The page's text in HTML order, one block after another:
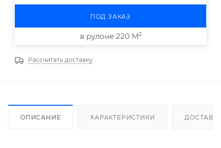
ПОД ЗАКАЗ
в рулоне 220 М2
Рассчитать доставку
ОПИСАНИЕ ХАРАКТЕРИСТИКИ